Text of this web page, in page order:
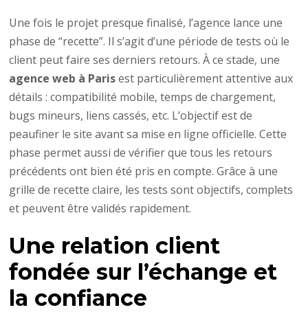
Une fois le projet presque finalisé, l’agence lance une
phase de “recette”. Il s’agit d’une période de tests où le
client peut faire ses derniers retours. À ce stade, une
agence web à Parisest particulièrement attentive aux
détails : compatibilité mobile, temps de chargement,
bugs mineurs, liens cassés, etc. L’objectif est de
peaufiner le site avant sa mise en ligne officielle. Cette
phase permet aussi de vérifier que tous les retours
précédents ont bien été pris en compte. Grâce à une
grille de recette claire, les tests sont objectifs, complets
et peuvent être validés rapidement.
Une relation client
fondée sur l’échange et
la confiance